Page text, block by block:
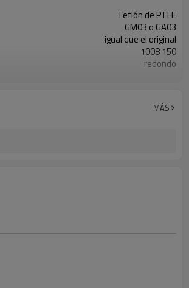
Teflón de PTFE
GM03 o GA03
igual que el original
1008 150
redondo
MÁS